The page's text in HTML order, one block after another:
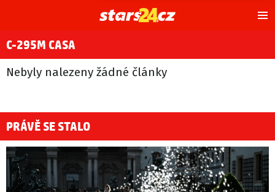
C-295M CASA
Nebyly nalezeny žádné články
PRÁVĚ SE STALO